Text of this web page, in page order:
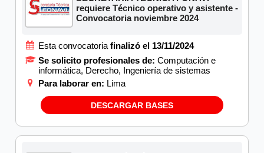
requiere Técnico operativo y asistente -
Convocatoria noviembre 2024
Esta convocatoriafinalizó el 13/11/2024
Se solicito profesionales de: Computación e
informática, Derecho, Ingeniería de sistemas
Para laborar en: Lima
DESCARGAR BASES